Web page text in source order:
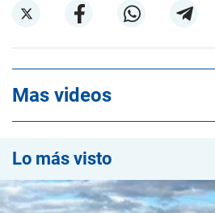
Mas videos
Lo más visto